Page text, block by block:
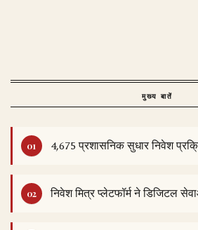
मुख्य बातें
4,675 प्रशासनिक सुधार निवेश
निवेश मित्र प्लेटफॉर्म ने डिजिटल